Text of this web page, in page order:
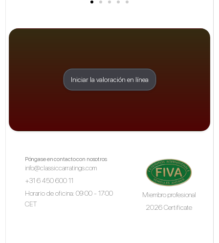
Iniciar la valoración en línea
Póngase en contacto con nosotros
info@classiccarratings.com
+31 6 450 600 11
Horario de oficina: 09:00 - 17:00
CET
Miembro profesional
2026 Certificate